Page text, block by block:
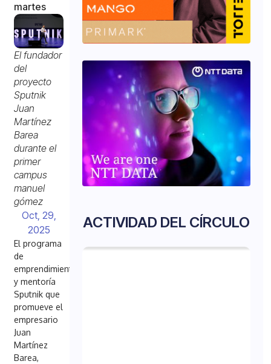
martes
El fundador
del
proyecto
Sputnik
Juan
Martínez
Barea
durante el
primer
campus
manuel
gómez
Oct, 29,
2025
El programa
de
emprendimiento
y mentoría
Sputnik que
promueve el
empresario
Juan
Martínez
Barea,
ACTIVIDAD DEL CÍRCULO